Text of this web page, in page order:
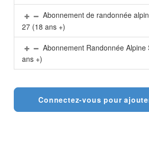
Abonnement de randonnée
27 (18 ans +)
Abonnement Randonnée Alpine
ans +)
Connectez-vous pour